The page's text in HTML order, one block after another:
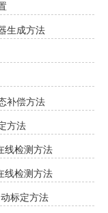
生成方法
补偿方法
方法
线检测方法
线检测方法
标定方法